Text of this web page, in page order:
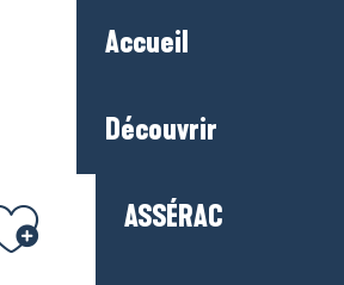
Accueil
Découvrir
ASSÉRAC
aux favoris